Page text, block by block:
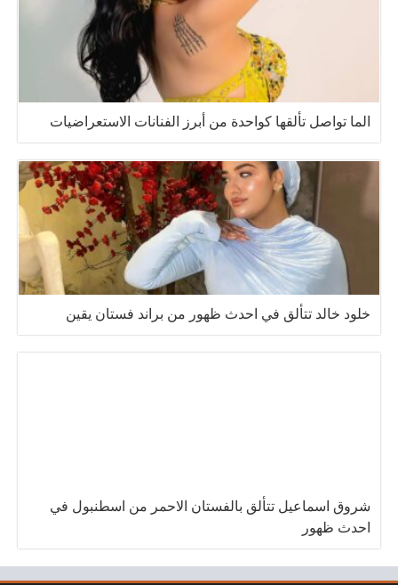
الما تواصل تألقها كواحدة من أبرز الفنانات الاستعراضيات
خلود خالد تتألق في احدث ظهور من براند فستان يقين
شروق اسماعيل تتألق بالفستان الاحمر من اسطنبول في
احدث ظهور